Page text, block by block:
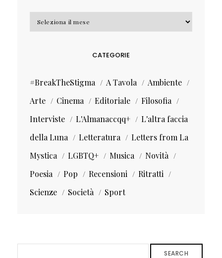
Archivi
CATEGORIE
#BreakTheStigma A Tavola
Ambiente
Arte
Cinema Editoriale
Filosofia
Interviste
L'Almanaccqq+
L'altra faccia
della Luna
Letteratura
Letters from La
Mystica
LGBTQ+ Musica
Novità
Poesia
Pop Recensioni
Ritratti
Scienze
Società Sport
SEARCH